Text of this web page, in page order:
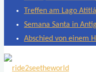
Treffen am Lago
Semana Santa in
Abschied von einem